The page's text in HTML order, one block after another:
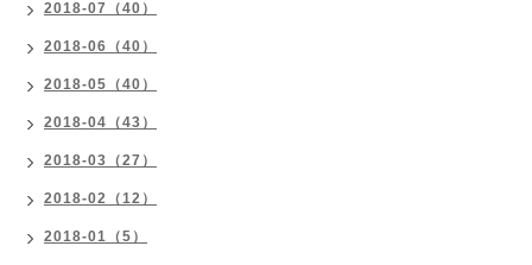
2018-07（40）
2018-06（40）
2018-05（40）
2018-04（43）
2018-03（27）
2018-02（12）
2018-01（5）